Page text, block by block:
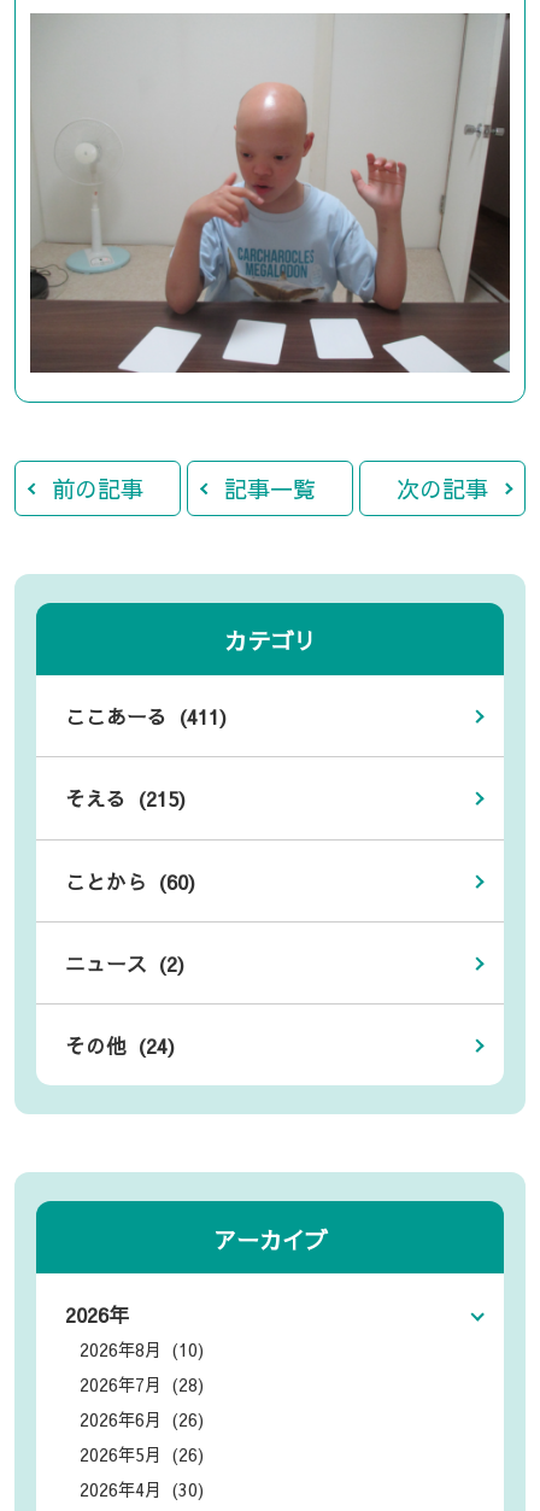
前の記事 記事一覧 次の記事
カテゴリ
ここあーる (411)
そえる (215)
ことから (60)
ニュース (2)
その他 (24)
アーカイブ
2026年
2026年8月 (10)
2026年7月 (28)
2026年6月 (26)
2026年5月 (26)
2026年4月 (30)